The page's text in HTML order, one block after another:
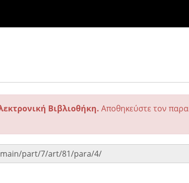
Βιβλιοθήκη. Αποθηκεύστε τον